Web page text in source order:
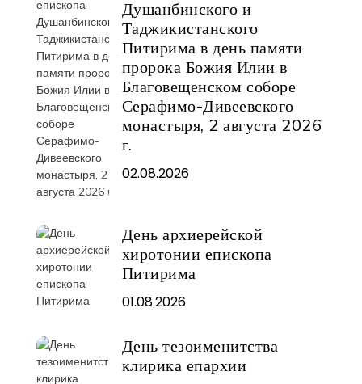
Душанбинского и
Таджикистанского
Питирима в день памяти
пророка Божия Илии в
Благовещенском соборе
Серафимо-Дивеевского
монастыря, 2 августа 2026
г.
02.08.2026
День архиерейской
хиротонии епископа
Питирима
01.08.2026
День тезоименитства
клирика епархии